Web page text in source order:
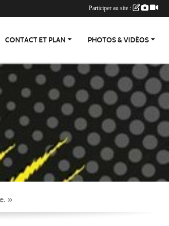
CONTACT ET PLAN PHOTOS & VIDÉOS
»
Participer au site :